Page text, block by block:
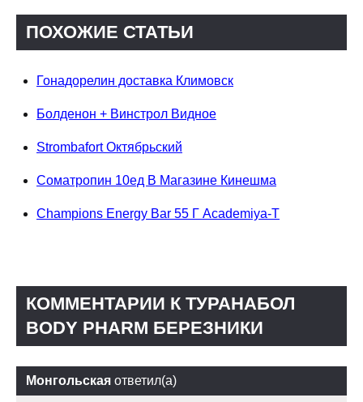
ПОХОЖИЕ СТАТЬИ
Гонадорелин доставка Климовск
Болденон + Винстрол Видное
Strombafort Октябрьский
Cоматропин 10ед В Магазине Кинешма
Champions Energy Bar 55 Г Academiya-T
КОММЕНТАРИИ К ТУРАНАБОЛ
BODY PHARM БЕРЕЗНИКИ
Монгольская ответил(а)